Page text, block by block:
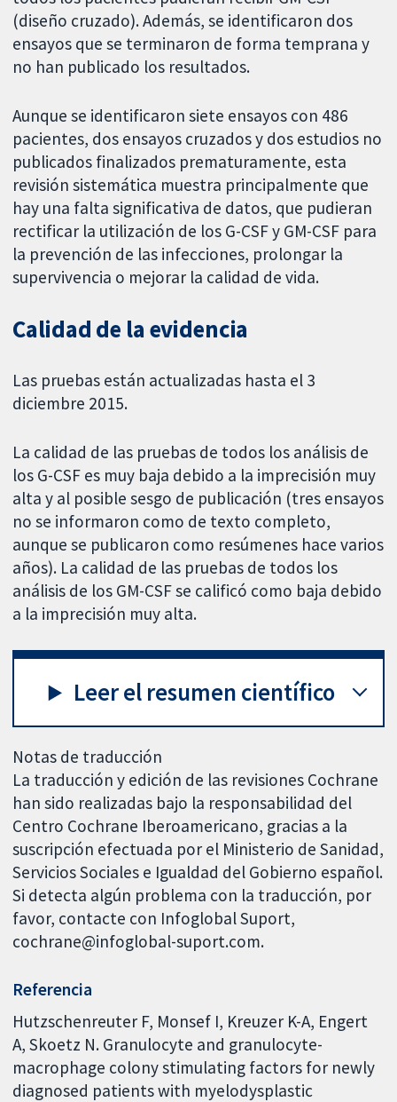
(diseño cruzado). Además, se identificaron dos
ensayos que se terminaron de forma temprana y
no han publicado los resultados.
Aunque se identificaron siete ensayos con 486
pacientes, dos ensayos cruzados y dos estudios no
publicados finalizados prematuramente, esta
revisión sistemática muestra principalmente que
hay una falta significativa de datos, que pudieran
rectificar la utilización de los G-CSF y GM-CSF para
la prevención de las infecciones, prolongar la
supervivencia o mejorar la calidad de vida.
Calidad de la evidencia
Las pruebas están actualizadas hasta el 3
diciembre 2015.
La calidad de las pruebas de todos los análisis de
los G-CSF es muy baja debido a la imprecisión muy
alta y al posible sesgo de publicación (tres ensayos
no se informaron como de texto completo,
aunque se publicaron como resúmenes hace varios
años). La calidad de las pruebas de todos los
análisis de los GM-CSF se calificó como baja debido
a la imprecisión muy alta.
Leer el resumen científico
Notas de traducción
La traducción y edición de las revisiones Cochrane
han sido realizadas bajo la responsabilidad del
Centro Cochrane Iberoamericano, gracias a la
suscripción efectuada por el Ministerio de Sanidad,
Servicios Sociales e Igualdad del Gobierno español.
Si detecta algún problema con la traducción, por
favor, contacte con Infoglobal Suport,
cochrane@infoglobal-suport.com.
Referencia
Hutzschenreuter F, Monsef I, Kreuzer K-A, Engert
A, Skoetz N. Granulocyte and granulocyte-
macrophage colony stimulating factors for newly
diagnosed patients with myelodysplastic